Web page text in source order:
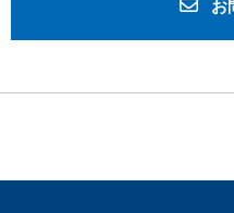
お